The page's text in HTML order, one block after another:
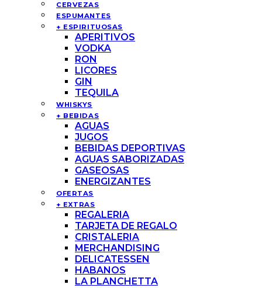
CERVEZAS
ESPUMANTES
+ ESPIRITUOSAS
APERITIVOS
VODKA
RON
LICORES
GIN
TEQUILA
WHISKYS
+ BEBIDAS
AGUAS
JUGOS
BEBIDAS DEPORTIVAS
AGUAS SABORIZADAS
GASEOSAS
ENERGIZANTES
OFERTAS
+ EXTRAS
REGALERIA
TARJETA DE REGALO
CRISTALERIA
MERCHANDISING
DELICATESSEN
HABANOS
LA PLANCHETTA